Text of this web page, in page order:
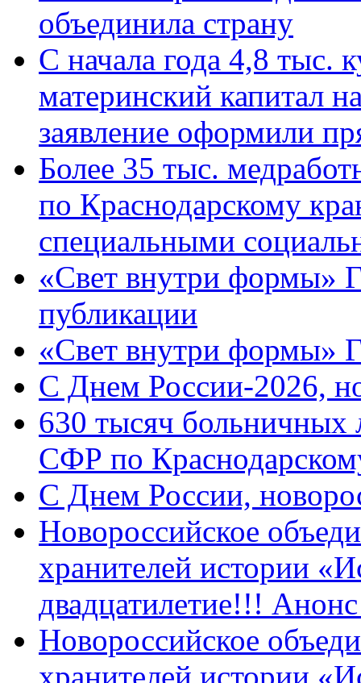
объединила страну
С начала года 4,8 тыс.
материнский капитал
заявление оформили
Более 35 тыс.
по Краснодарскому
специальными
«Свет внутри формы»
публикации
«Свет внутри формы»
C Днем России-2026,
630 тысяч больничных
СФР по
C Днем России,
Новороссийское
хранителей истории
двадцатилетие!!!
Новороссийское
хранителей истории